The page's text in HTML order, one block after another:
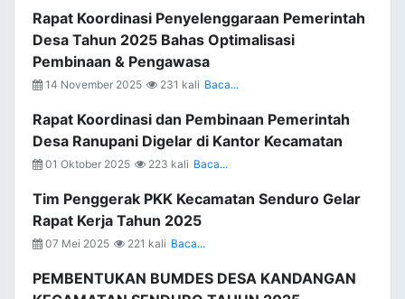
Rapat Koordinasi Penyelenggaraan Pemerintah
Desa Tahun 2025 Bahas Optimalisasi
Pembinaan & Pengawasa
14 November 2025 231 kali Baca...
Rapat Koordinasi dan Pembinaan Pemerintah
Desa Ranupani Digelar di Kantor Kecamatan
01 Oktober 2025 223 kali Baca...
Tim Penggerak PKK Kecamatan Senduro Gelar
Rapat Kerja Tahun 2025
07 Mei 2025 221 kali Baca...
PEMBENTUKAN BUMDES DESA KANDANGAN